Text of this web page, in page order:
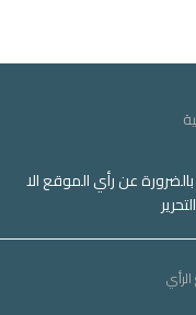
عن رأي الموقع الا